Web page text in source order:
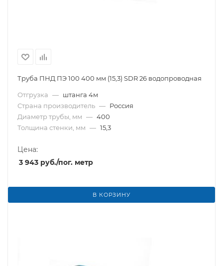
Труба ПНД ПЭ 100 400 мм (15,3) SDR 26 водопроводная
Отгрузка — штанга 4м
Страна производитель — Россия
Диаметр трубы, мм — 400
Толщина стенки, мм — 15,3
Цена:
3 943 руб./пог. метр
В КОРЗИНУ